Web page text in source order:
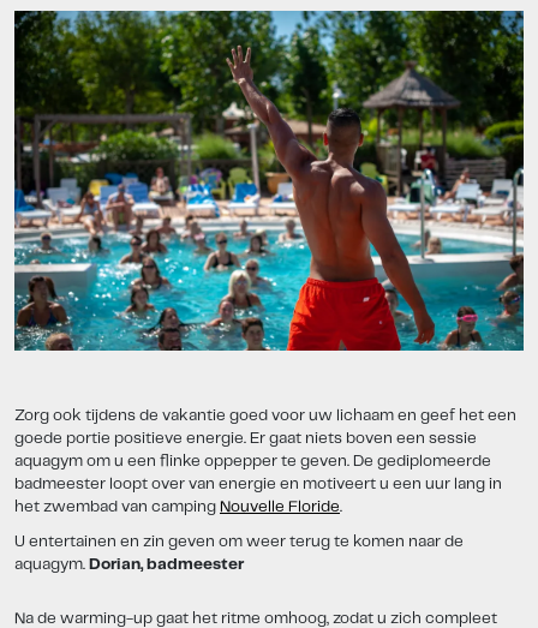
Zorg ook tijdens de vakantie goed voor uw lichaam en geef het een
goede portie positieve energie. Er gaat niets boven een sessie
aquagym om u een flinke oppepper te geven. De gediplomeerde
badmeester loopt over van energie en motiveert u een uur lang in
het zwembad van camping Nouvelle Floride.
U entertainen en zin geven om weer terug te komen naar de
aquagym. Dorian, badmeester
Na de warming-up gaat het ritme omhoog, zodat u zich compleet